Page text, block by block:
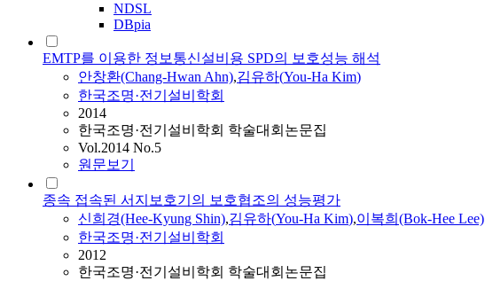
NDSL
DBpia
EMTP를 이용한 정보통신설비용 SPD의 보호성능 해석
안창환(Chang-Hwan Ahn),김유하(You-Ha Kim)
한국조명·전기설비학회
2014
한국조명·전기설비학회 학술대회논문집
Vol.2014 No.5
원문보기
종속 접속된 서지보호기의 보호협조의 성능평가
신희경(Hee-Kyung Shin),김유하(You-Ha Kim),이복희(Bok-Hee Lee)
한국조명·전기설비학회
2012
한국조명·전기설비학회 학술대회논문집